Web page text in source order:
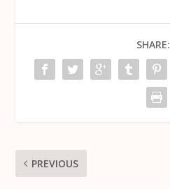
SHARE:
PREVIOUS